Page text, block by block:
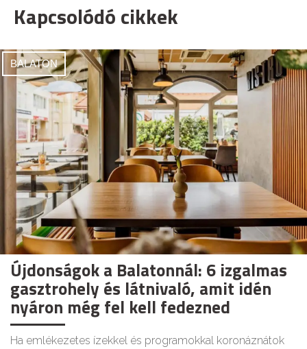
Kapcsolódó cikkek
BALATON
Újdonságok a Balatonnál: 6 izgalmas
gasztrohely és látnivaló, amit idén
nyáron még fel kell fedezned
Ha emlékezetes ízekkel és programokkal koronáznátok